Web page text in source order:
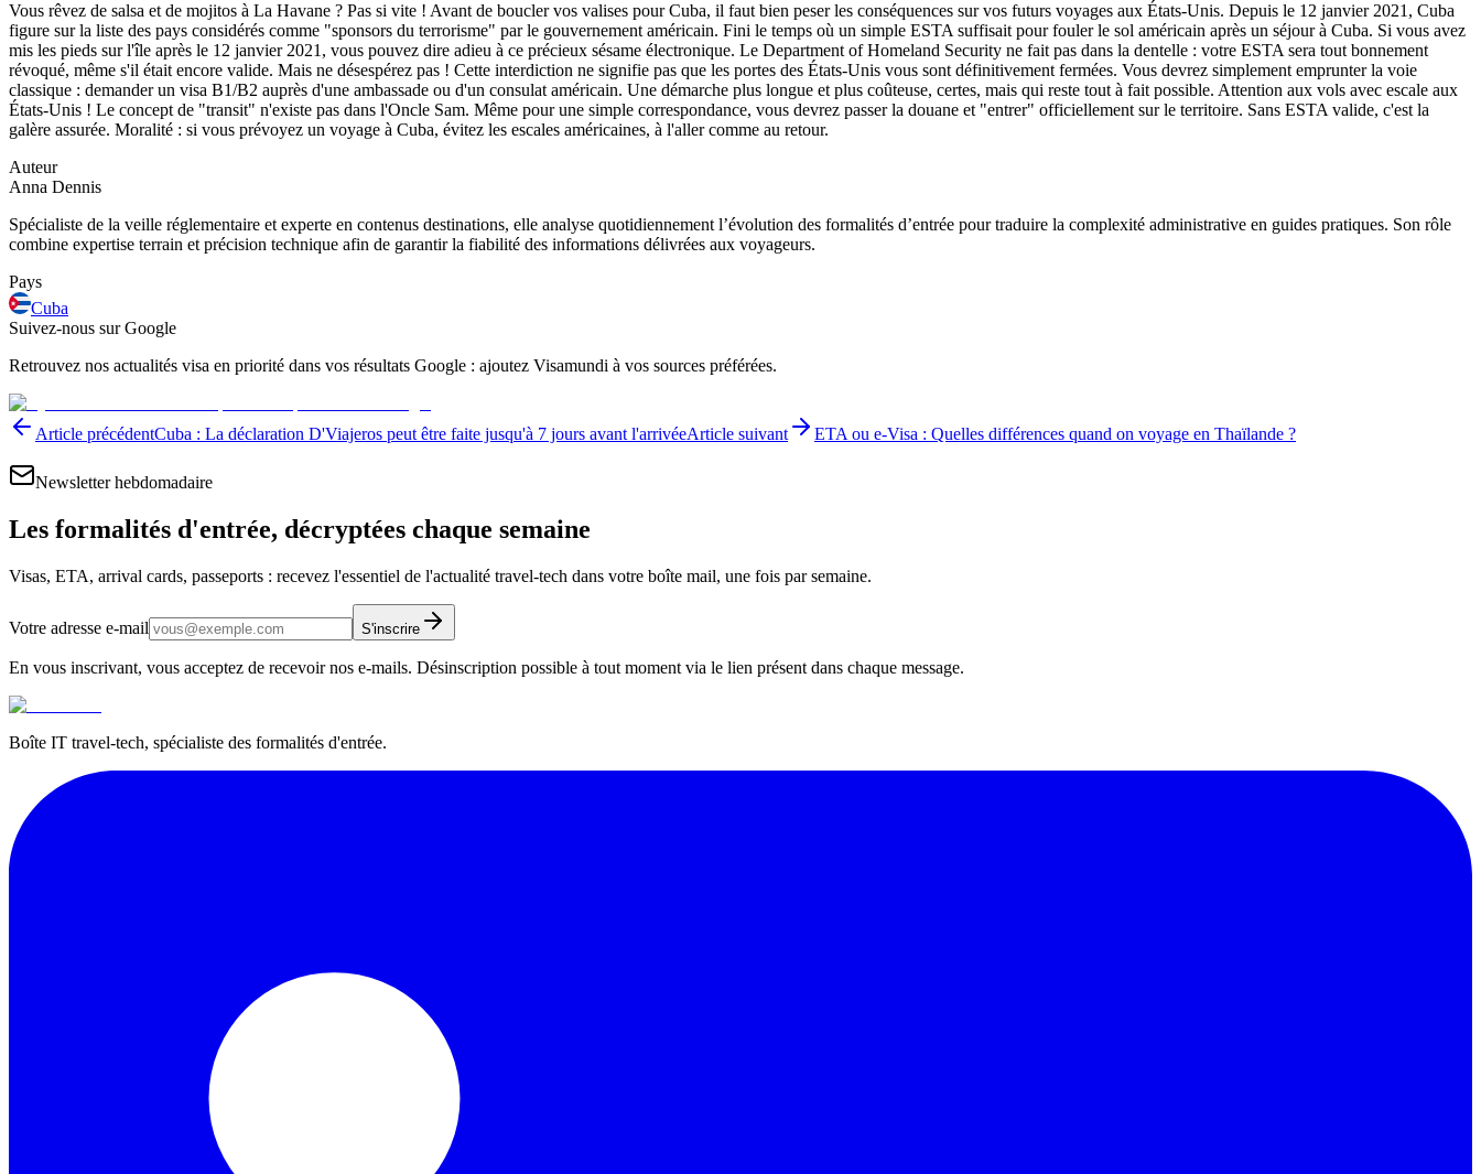
Vous rêvez de salsa et de mojitos à La Havane ? Pas si vite ! Avant de boucler vos valises pour Cuba, il faut bien peser les conséquences sur vos futurs voyages aux États-Unis. Depuis le 12 janvier 2021, Cuba
figure sur la liste des pays considérés comme "sponsors du terrorisme" par le gouvernement américain. Fini le temps où un simple ESTA suffisait pour fouler le sol américain après un séjour à Cuba. Si vous avez
mis les pieds sur l'île après le 12 janvier 2021, vous pouvez dire adieu à ce précieux sésame électronique. Le Department of Homeland Security ne fait pas dans la dentelle : votre ESTA sera tout bonnement
révoqué, même s'il était encore valide. Mais ne désespérez pas ! Cette interdiction ne signifie pas que les portes des États-Unis vous sont définitivement fermées. Vous devrez simplement emprunter la voie
classique : demander un visa B1/B2 auprès d'une ambassade ou d'un consulat américain. Une démarche plus longue et plus coûteuse, certes, mais qui reste tout à fait possible. Attention aux vols avec escale aux
États-Unis ! Le concept de "transit" n'existe pas dans l'Oncle Sam. Même pour une simple correspondance, vous devrez passer la douane et "entrer" officiellement sur le territoire. Sans ESTA valide, c'est la
galère assurée. Moralité : si vous prévoyez un voyage à Cuba, évitez les escales américaines, à l'aller comme au retour.
Auteur
Anna Dennis
Spécialiste de la veille réglementaire et experte en contenus destinations, elle analyse quotidiennement l’évolution des formalités d’entrée pour traduire la complexité administrative en guides pratiques. Son rôle
combine expertise terrain et précision technique afin de garantir la fiabilité des informations délivrées aux voyageurs.
Pays
Cuba
Suivez-nous sur Google
Retrouvez nos actualités visa en priorité dans vos résultats Google : ajoutez Visamundi à vos sources préférées.
Article précédentCuba : La déclaration D'Viajeros peut être faite jusqu'à 7 jours avant l'arrivéeArticle suivant ETA ou e-Visa : Quelles différences quand on voyage en Thaïlande ?
Newsletter hebdomadaire
Les formalités d'entrée, décryptées chaque semaine
Visas, ETA, arrival cards, passeports : recevez l'essentiel de l'actualité travel-tech dans votre boîte mail, une fois par semaine.
Votre adresse e-mail S'inscrire
En vous inscrivant, vous acceptez de recevoir nos e-mails. Désinscription possible à tout moment via le lien présent dans chaque message.
Boîte IT travel-tech, spécialiste des formalités d'entrée.